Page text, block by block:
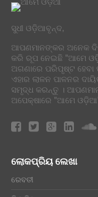
ସୁଧୀ ଓଡ଼ିଆବୃନ୍ଦ,
ଆପଣମାନଙ୍କର ଅନେକ
କରି ରୂପ ନେଇଛି "ଆମେ
ଅଗଣାରେ ପରିପୃଷ୍ଟ ହେବା
ଏହାର ଲାଳନ ପାଳନର
ସମୃଦ୍ଧ କରନ୍ତୁ ।
ଅପେକ୍ଷାରେ "ଆମେ
ଲୋକପ୍ରିୟ ଲେଖା
ରେବତୀ